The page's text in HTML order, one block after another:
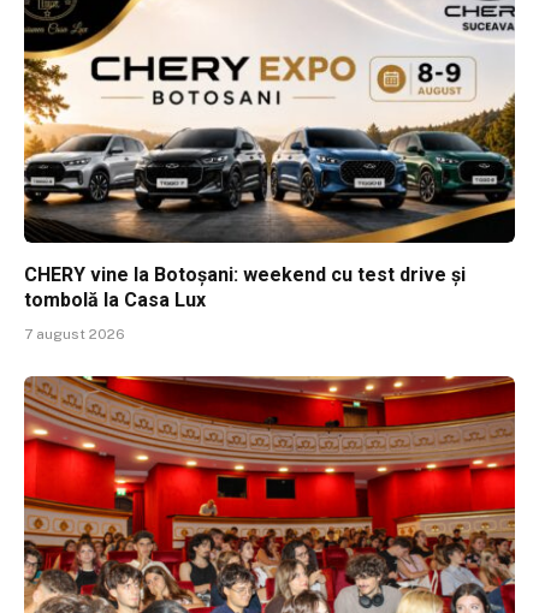
CHERY vine la Botoșani: weekend cu test drive și
tombolă la Casa Lux
7 august 2026